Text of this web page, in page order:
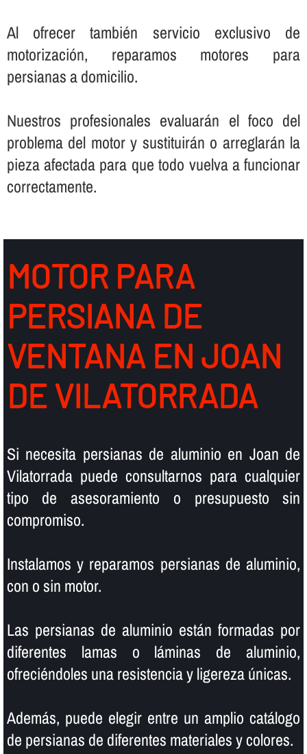
Al ofrecer también servicio exclusivo de
motorización, reparamos motores para
persianas a domicilio.
Nuestros profesionales evaluarán el foco del
problema del motor y sustituirán o arreglarán la
pieza afectada para que todo vuelva a funcionar
correctamente.
MOTOR PARA
PERSIANA DE
VENTANA EN JOAN
DE VILATORRADA
Si necesita persianas de aluminio en Joan de
Vilatorrada puede consultarnos para cualquier
tipo de asesoramiento o presupuesto sin
compromiso.
Instalamos y reparamos persianas de aluminio,
con o sin motor.
Las persianas de aluminio están formadas por
diferentes lamas o láminas de aluminio,
ofreciéndoles una resistencia y ligereza únicas.
Además, puede elegir entre un amplio catálogo
de persianas de diferentes materiales y colores.